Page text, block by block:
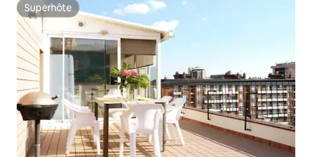
Superhôte
Superhôte